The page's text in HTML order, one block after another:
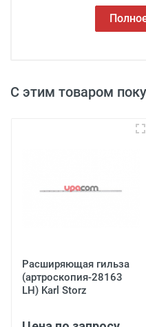
С этим товаром
Расширяющая гильза
(артроскопия-28163
LH) Karl Storz